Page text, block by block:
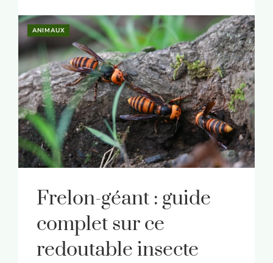
ANIMAUX
Frelon-géant : guide
complet sur ce
redoutable insecte